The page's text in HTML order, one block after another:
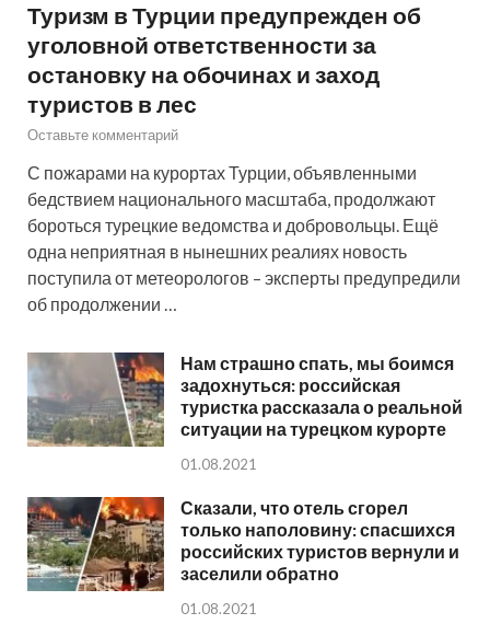
Туризм в Турции предупрежден об
уголовной ответственности за
остановку на обочинах и заход
туристов в лес
Оставьте комментарий
С пожарами на курортах Турции, объявленными
бедствием национального масштаба, продолжают
бороться турецкие ведомства и добровольцы. Ещё
одна неприятная в нынешних реалиях новость
поступила от метеорологов – эксперты предупредили
об продолжении …
Нам страшно спать, мы боимся
задохнуться: российская
туристка рассказала о реальной
ситуации на турецком курорте
01.08.2021
Сказали, что отель сгорел
только наполовину: спасшихся
российских туристов вернули и
заселили обратно
01.08.2021